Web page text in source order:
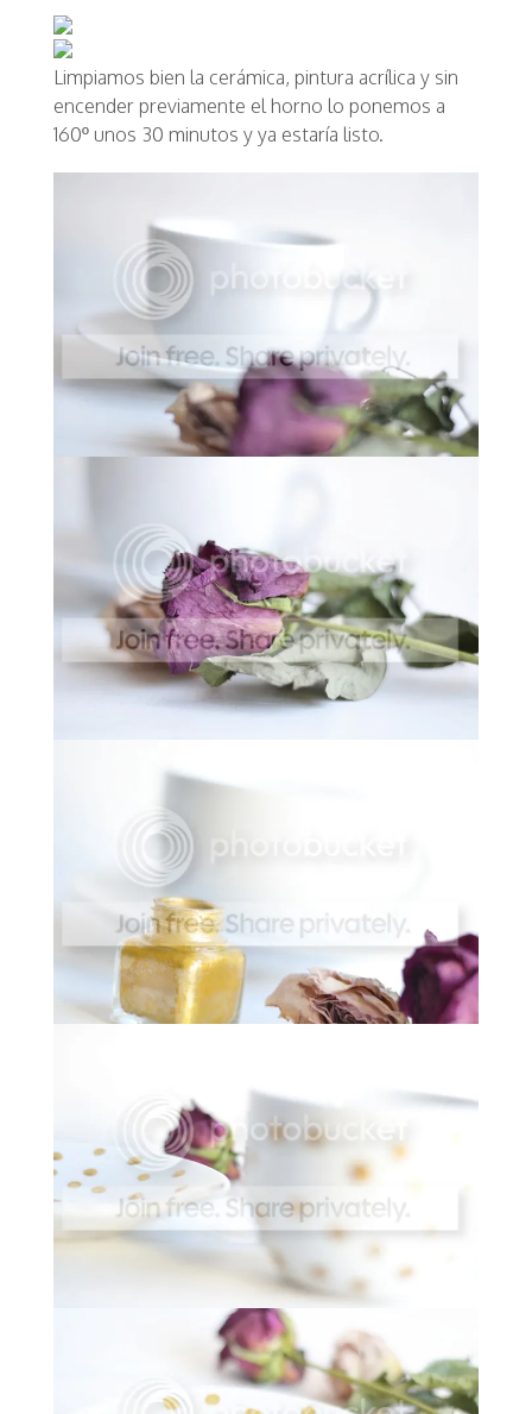
Limpiamos bien la cerámica, pintura acrílica y sin
encender previamente el horno lo ponemos a
160º unos 30 minutos y ya estaría listo.